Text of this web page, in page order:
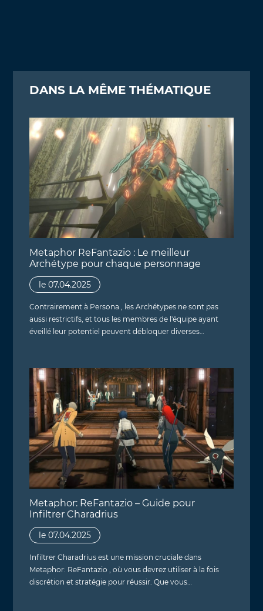
DANS LA MÊME THÉMATIQUE
Metaphor ReFantazio : Le meilleur
Archétype pour chaque personnage
le 07.04.2025
Contrairement à Persona , les Archétypes ne sont pas
aussi restrictifs, et tous les membres de l'équipe ayant
éveillé leur potentiel peuvent débloquer diverses…
Metaphor: ReFantazio – Guide pour
Infiltrer Charadrius
le 07.04.2025
Infiltrer Charadrius est une mission cruciale dans
Metaphor: ReFantazio , où vous devrez utiliser à la fois
discrétion et stratégie pour réussir. Que vous…